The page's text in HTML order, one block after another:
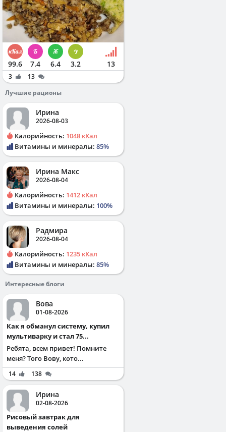
99.6 7.4 6.4 3.2 13
3
13
Лучшие рационы
Ирина
2026-08-03
Калорийность: 1048 кКал
Витамины и минералы: 85%
Ирина Макс
2026-08-04
Калорийность: 1412 кКал
Витамины и минералы: 100%
Радмира
2026-08-04
Калорийность: 1235 кКал
Витамины и минералы: 85%
Интересные блоги
Вова
01-08-2026
Как я обманул систему, купил
мультиварку и стал 75...
Ребята, всем привет! Помните
меня? Того Вову, кото...
14 138
Ирина
02-08-2026
Рисовый завтрак для
выведения солей